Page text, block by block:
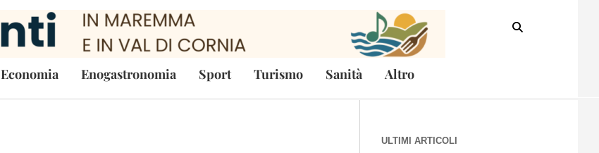
Economia Enogastronomia Sport Turismo Sanità Altro
ULTIMI ARTICOLI